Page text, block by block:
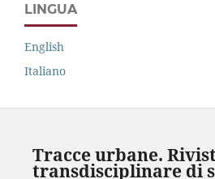
LINGUA
English
Italiano
Tracce urbane.
transdisciplinare di